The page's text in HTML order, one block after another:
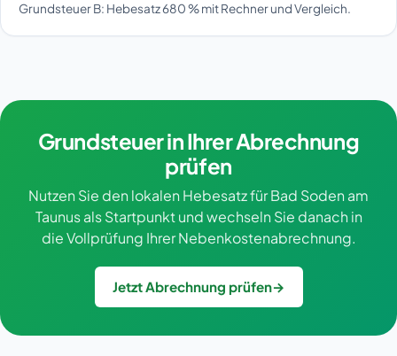
Grundsteuer B: Hebesatz 680 % mit Rechner und Vergleich.
Grundsteuer in Ihrer Abrechnung
prüfen
Nutzen Sie den lokalen Hebesatz für Bad Soden am
Taunus als Startpunkt und wechseln Sie danach in
die Vollprüfung Ihrer Nebenkostenabrechnung.
Jetzt Abrechnung prüfen→